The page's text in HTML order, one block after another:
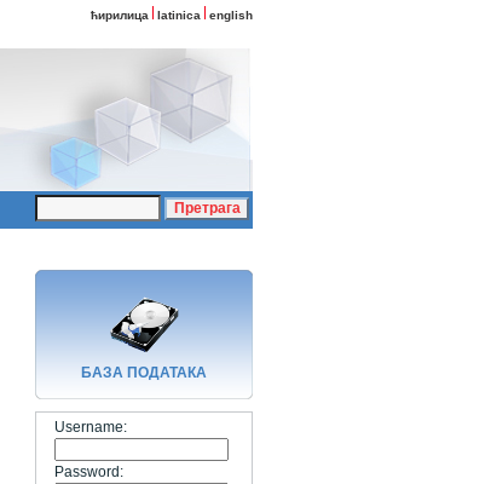
ћирилица latinica english
БАЗA ПОДАТАКА
Username:
Password: